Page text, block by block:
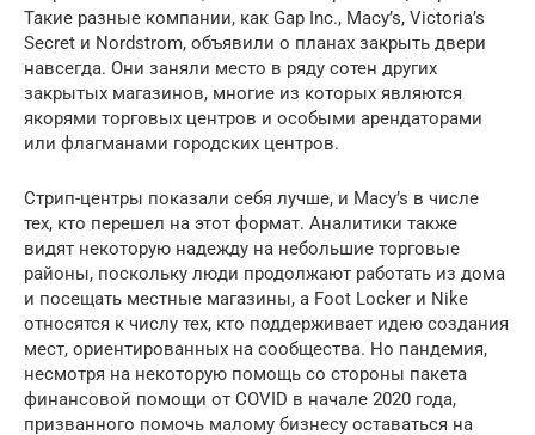
Такие разные компании, как Gap Inc., Macy’s, Victoria’s
Secret и Nordstrom, объявили о планах закрыть двери
навсегда. Они заняли место в ряду сотен других
закрытых магазинов, многие из которых являются
якорями торговых центров и особыми арендаторами
или флагманами городских центров.
Стрип-центры показали себя лучше, и Macy’s в числе
тех, кто перешел на этот формат. Аналитики также
видят некоторую надежду на небольшие торговые
районы, поскольку люди продолжают работать из дома
и посещать местные магазины, а Foot Locker и Nike
относятся к числу тех, кто поддерживает идею создания
мест, ориентированных на сообщества. Но пандемия,
несмотря на некоторую помощь со стороны пакета
финансовой помощи от COVID в начале 2020 года,
призванного помочь малому бизнесу оставаться на